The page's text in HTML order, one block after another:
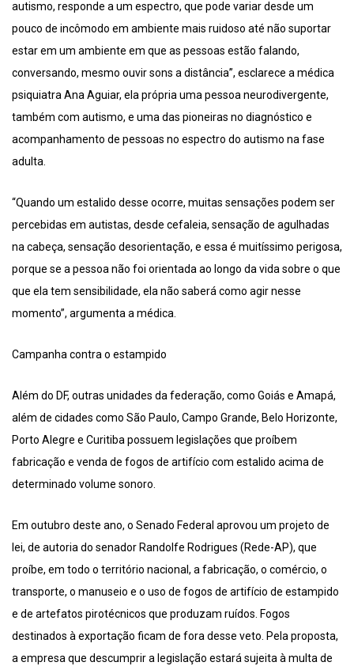
autismo, responde a um espectro, que pode variar desde um
pouco de incômodo em ambiente mais ruidoso até não suportar
estar em um ambiente em que as pessoas estão falando,
conversando, mesmo ouvir sons a distância”, esclarece a médica
psiquiatra Ana Aguiar, ela própria uma pessoa neurodivergente,
também com autismo, e uma das pioneiras no diagnóstico e
acompanhamento de pessoas no espectro do autismo na fase
adulta.
“Quando um estalido desse ocorre, muitas sensações podem ser
percebidas em autistas, desde cefaleia, sensação de agulhadas
na cabeça, sensação desorientação, e essa é muitíssimo perigosa,
porque se a pessoa não foi orientada ao longo da vida sobre o que
que ela tem sensibilidade, ela não saberá como agir nesse
momento”, argumenta a médica.
Campanha contra o estampido
Além do DF, outras unidades da federação, como Goiás e Amapá,
além de cidades como São Paulo, Campo Grande, Belo Horizonte,
Porto Alegre e Curitiba possuem legislações que proíbem
fabricação e venda de fogos de artifício com estalido acima de
determinado volume sonoro.
Em outubro deste ano, o Senado Federal aprovou um projeto de
lei, de autoria do senador Randolfe Rodrigues (Rede-AP), que
proíbe, em todo o território nacional, a fabricação, o comércio, o
transporte, o manuseio e o uso de fogos de artifício de estampido
e de artefatos pirotécnicos que produzam ruídos. Fogos
destinados à exportação ficam de fora desse veto. Pela proposta,
a empresa que descumprir a legislação estará sujeita à multa de